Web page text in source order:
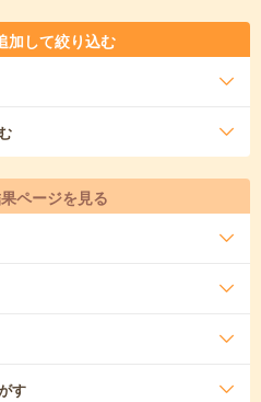
加して絞り込む
ページを見る
す